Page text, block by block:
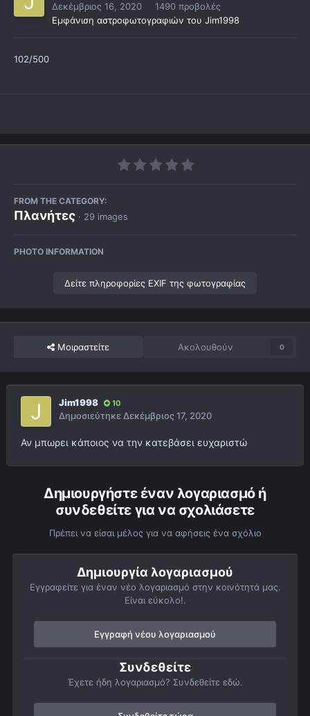
Δεκέμβριος 16, 2020
1490 προβολές
Εμφάνιση αστροφωτογραφιών του Jim1998
102/500
FROM THE CATEGORY:
Πλανήτες · 29 images
PHOTO INFORMATION
Δείτε πληροφορίες EXIF της φωτογραφίας
Μοιραστείτε Ακολουθούν 0
Jim1998 10
ΔημοσιεύτηκεΔεκέμβριος 17, 2020
Αν μπωρει κάποιος να την κατεβάσει ευχαριστώ
Δημιουργήστε έναν λογαριασμό ή
συνδεθείτε για να σχολιάσετε
Πρέπει να είσαι μέλος για να αφήσεις ένα σχόλιο
Δημιουργία λογαριασμού
Εγγραφείτε για έναν νέο λογαριασμό στην κοινότητά μας.
Είναι εύκολο!.
Εγγραφή νέου λογαριασμού
Συνδεθείτε
Έχετε ήδη λογαριασμό? Συνδεθείτε εδώ.